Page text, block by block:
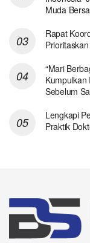
Muda
Rapat
“Mari
Kumpulkan
Sebelum
Lengkapi
Praktik